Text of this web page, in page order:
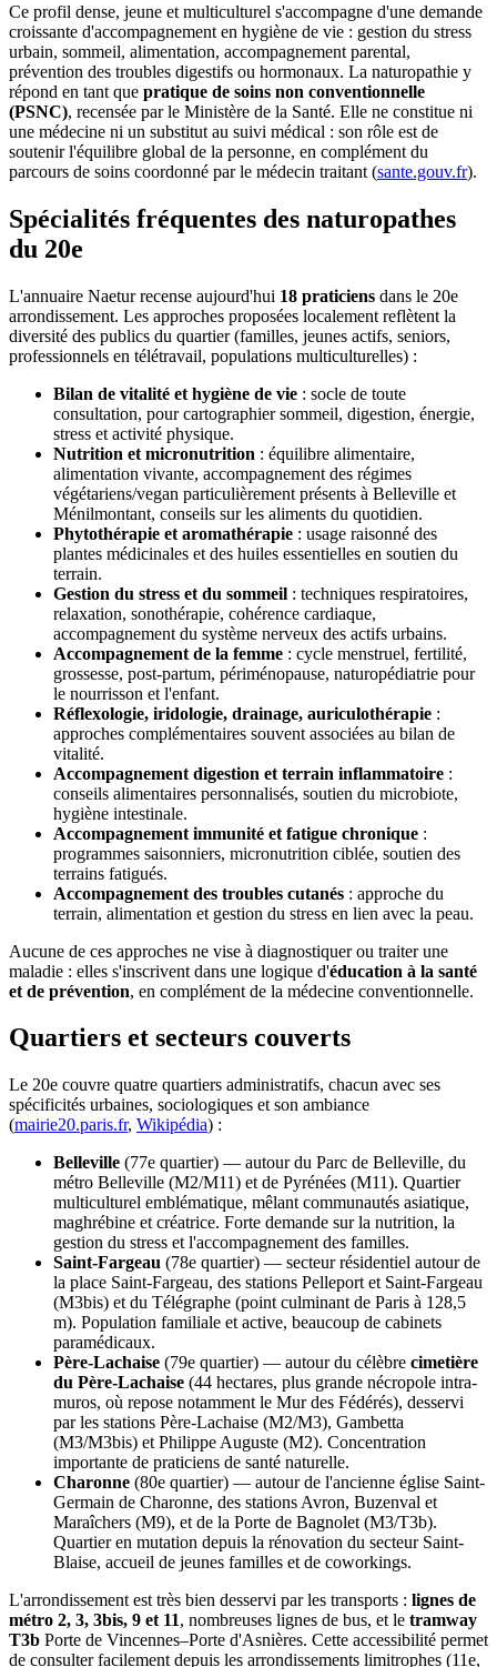
Ce profil dense, jeune et multiculturel s'accompagne d'une demande
croissante d'accompagnement en hygiène de vie : gestion du stress
urbain, sommeil, alimentation, accompagnement parental,
prévention des troubles digestifs ou hormonaux. La naturopathie y
répond en tant que pratique de soins non conventionnelle
(PSNC), recensée par le Ministère de la Santé. Elle ne constitue ni
une médecine ni un substitut au suivi médical : son rôle est de
soutenir l'équilibre global de la personne, en complément du
parcours de soins coordonné par le médecin traitant (sante.gouv.fr).
Spécialités fréquentes des naturopathes
du 20e
L'annuaire Naetur recense aujourd'hui 18 praticiens dans le 20e
arrondissement. Les approches proposées localement reflètent la
diversité des publics du quartier (familles, jeunes actifs, seniors,
professionnels en télétravail, populations multiculturelles) :
Bilan de vitalité et hygiène de vie : socle de toute
consultation, pour cartographier sommeil, digestion, énergie,
stress et activité physique.
Nutrition et micronutrition : équilibre alimentaire,
alimentation vivante, accompagnement des régimes
végétariens/vegan particulièrement présents à Belleville et
Ménilmontant, conseils sur les aliments du quotidien.
Phytothérapie et aromathérapie : usage raisonné des
plantes médicinales et des huiles essentielles en soutien du
terrain.
Gestion du stress et du sommeil : techniques respiratoires,
relaxation, sonothérapie, cohérence cardiaque,
accompagnement du système nerveux des actifs urbains.
Accompagnement de la femme : cycle menstruel, fertilité,
grossesse, post-partum, périménopause, naturopédiatrie pour
le nourrisson et l'enfant.
Réflexologie, iridologie, drainage, auriculothérapie :
approches complémentaires souvent associées au bilan de
vitalité.
Accompagnement digestion et terrain inflammatoire :
conseils alimentaires personnalisés, soutien du microbiote,
hygiène intestinale.
Accompagnement immunité et fatigue chronique :
programmes saisonniers, micronutrition ciblée, soutien des
terrains fatigués.
Accompagnement des troubles cutanés : approche du
terrain, alimentation et gestion du stress en lien avec la peau.
Aucune de ces approches ne vise à diagnostiquer ou traiter une
maladie : elles s'inscrivent dans une logique d'éducation à la santé
et de prévention, en complément de la médecine conventionnelle.
Quartiers et secteurs couverts
Le 20e couvre quatre quartiers administratifs, chacun avec ses
spécificités urbaines, sociologiques et son ambiance
(mairie20.paris.fr, Wikipédia) :
Belleville (77e quartier) — autour du Parc de Belleville, du
métro Belleville (M2/M11) et de Pyrénées (M11). Quartier
multiculturel emblématique, mêlant communautés asiatique,
maghrébine et créatrice. Forte demande sur la nutrition, la
gestion du stress et l'accompagnement des familles.
Saint-Fargeau (78e quartier) — secteur résidentiel autour de
la place Saint-Fargeau, des stations Pelleport et Saint-Fargeau
(M3bis) et du Télégraphe (point culminant de Paris à 128,5
m). Population familiale et active, beaucoup de cabinets
paramédicaux.
Père-Lachaise (79e quartier) — autour du célèbre cimetière
du Père-Lachaise (44 hectares, plus grande nécropole intra-
muros, où repose notamment le Mur des Fédérés), desservi
par les stations Père-Lachaise (M2/M3), Gambetta
(M3/M3bis) et Philippe Auguste (M2). Concentration
importante de praticiens de santé naturelle.
Charonne (80e quartier) — autour de l'ancienne église Saint-
Germain de Charonne, des stations Avron, Buzenval et
Maraîchers (M9), et de la Porte de Bagnolet (M3/T3b).
Quartier en mutation depuis la rénovation du secteur Saint-
Blaise, accueil de jeunes familles et de coworkings.
L'arrondissement est très bien desservi par les transports : lignes de
métro 2, 3, 3bis, 9 et 11, nombreuses lignes de bus, et le tramway
T3b Porte de Vincennes–Porte d'Asnières. Cette accessibilité permet
de consulter facilement depuis les arrondissements limitrophes (11e,